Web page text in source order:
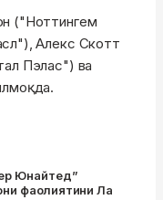
("Ноттингем
Алекс Скотт
Пэлас") ва
Юнайтед”
фаолиятини Ла